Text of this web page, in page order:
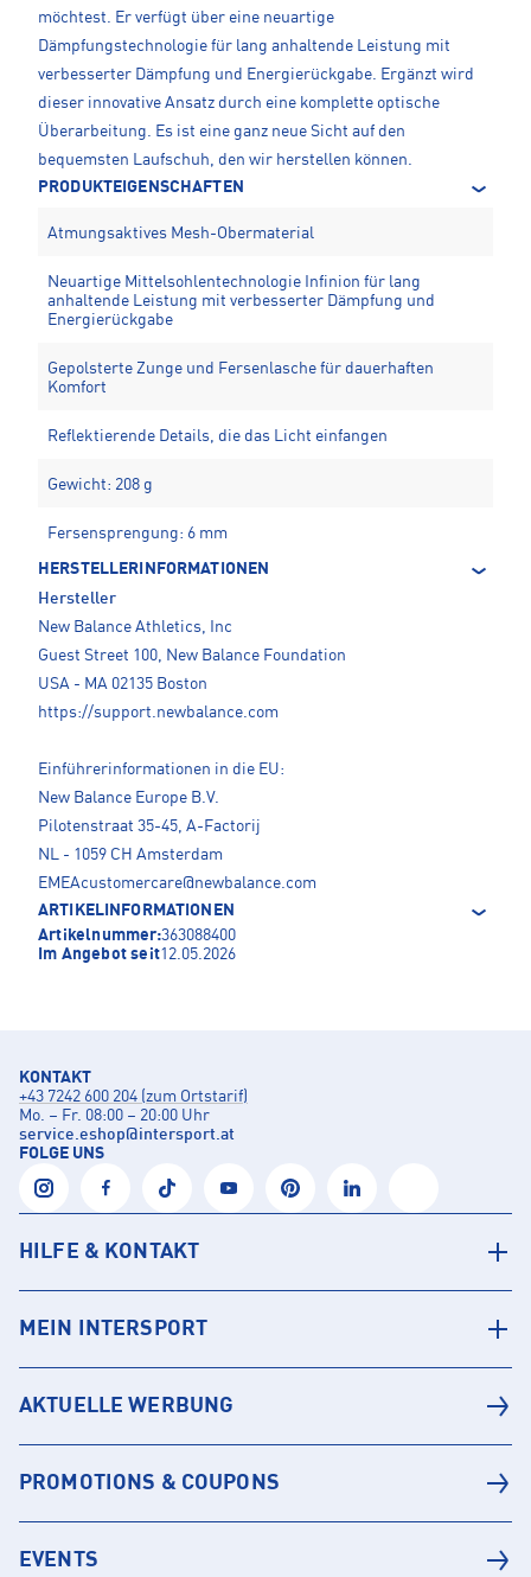
möchtest. Er verfügt über eine neuartige
Dämpfungstechnologie für lang anhaltende Leistung mit
verbesserter Dämpfung und Energierückgabe. Ergänzt wird
dieser innovative Ansatz durch eine komplette optische
Überarbeitung. Es ist eine ganz neue Sicht auf den
bequemsten Laufschuh, den wir herstellen können.
PRODUKTEIGENSCHAFTEN
Atmungsaktives Mesh-Obermaterial
Neuartige Mittelsohlentechnologie Infinion für lang
anhaltende Leistung mit verbesserter Dämpfung und
Energierückgabe
Gepolsterte Zunge und Fersenlasche für dauerhaften
Komfort
Reflektierende Details, die das Licht einfangen
Gewicht: 208 g
Fersensprengung: 6 mm
HERSTELLERINFORMATIONEN
Hersteller
New Balance Athletics, Inc
Guest Street 100, New Balance Foundation
USA - MA 02135 Boston
https://support.newbalance.com
Einführerinformationen in die EU:
New Balance Europe B.V.
Pilotenstraat 35-45, A-Factorij
NL - 1059 CH Amsterdam
EMEAcustomercare@newbalance.com
ARTIKELINFORMATIONEN
Artikelnummer:363088400
Im Angebot seit12.05.2026
KONTAKT
+43 7242 600 204 (zum Ortstarif)
Mo. – Fr. 08:00 – 20:00 Uhr
service.eshop@intersport.at
FOLGE UNS
HILFE & KONTAKT
MEIN INTERSPORT
AKTUELLE WERBUNG
PROMOTIONS & COUPONS
EVENTS